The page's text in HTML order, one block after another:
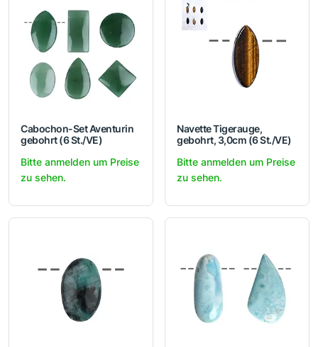
Cabochon-Set Aventurin
gebohrt (6 St./VE)
Bitte anmelden um Preise
zu sehen.
Navette Tigerauge,
gebohrt, 3,0cm (6 St./VE)
Bitte anmelden um Preise
zu sehen.